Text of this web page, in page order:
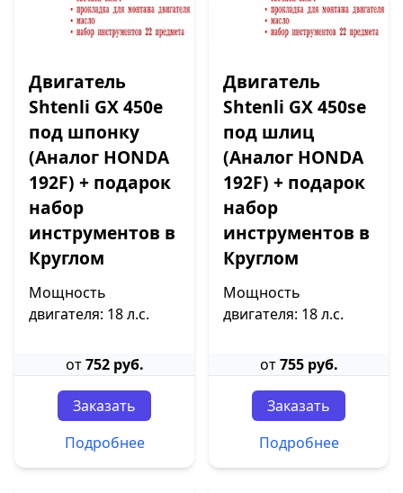
Двигатель
Shtenli GX 450e
под шпонку
(Аналог HONDA
192F) + подарок
набор
инструментов в
Круглом
Мощность
двигателя: 18 л.с.
от752 руб.
Заказать
Подробнее
Двигатель
Shtenli GX 450se
под шлиц
(Аналог HONDA
192F) + подарок
набор
инструментов в
Круглом
Мощность
двигателя: 18 л.с.
от755 руб.
Заказать
Подробнее